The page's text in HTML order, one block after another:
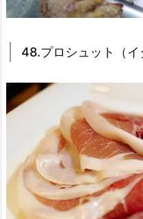
48.プロシュット（イ